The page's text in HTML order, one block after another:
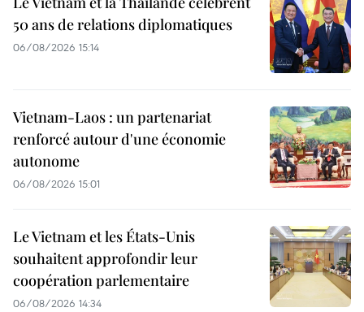
50 ans de relations diplomatiques
06/08/2026 15:14
Vietnam-Laos : un partenariat
renforcé autour d'une économie
autonome
06/08/2026 15:01
Le Vietnam et les États-Unis
souhaitent approfondir leur
coopération parlementaire
06/08/2026 14:34